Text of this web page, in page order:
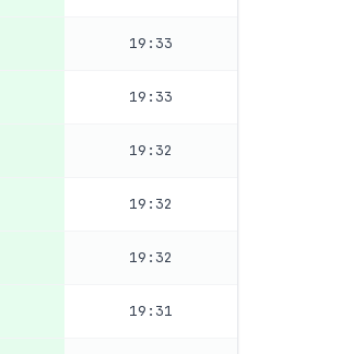
19:33
19:33
19:32
19:32
19:32
19:31